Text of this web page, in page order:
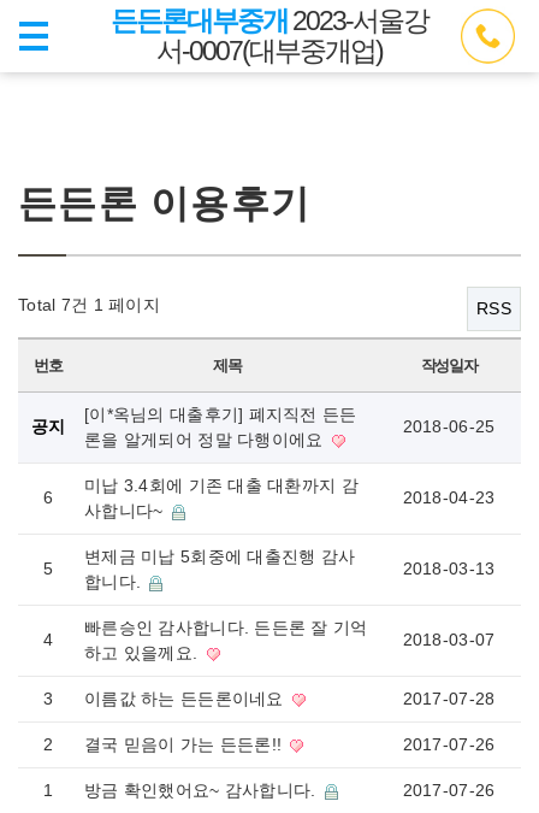
든든론대부중개 2023-서울강
서-0007(대부중개업)
든든론 이용후기
Total 7건 1 페이지 RSS
번호 제목 작성일자
공지
[이*옥님의 대출후기] 폐지직전 든든
론을 알게되어 정말 다행이에요
2018-06-25
6
미납 3.4회에 기존 대출 대환까지 감
사합니다~
2018-04-23
5
변제금 미납 5회중에 대출진행 감사
합니다.
2018-03-13
4
빠른승인 감사합니다. 든든론 잘 기억
하고 있을께요.
2018-03-07
3 이름값 하는 든든론이네요 2017-07-28
2 결국 믿음이 가는 든든론!! 2017-07-26
1 방금 확인했어요~ 감사합니다. 2017-07-26